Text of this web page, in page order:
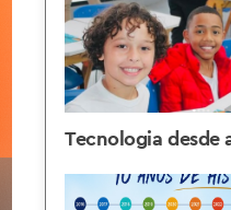
Tecnologia desde